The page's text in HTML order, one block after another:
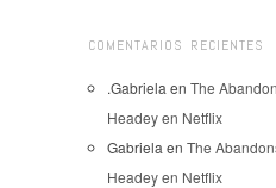
COMENTARIOS RECIENTES
.Gabriela en The
Headey en Netflix
Gabriela en The
Headey en Netflix